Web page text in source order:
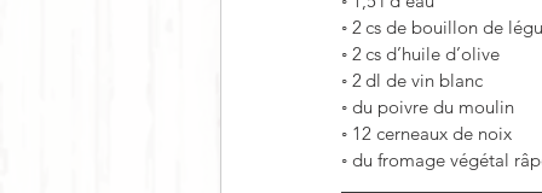
◦ 2 cs de bouillon de
◦ 2 cs d’huile d’olive
◦ 2 dl de vin blanc
◦ du poivre du moulin
◦ 12 cerneaux de noix
◦ du fromage végétal